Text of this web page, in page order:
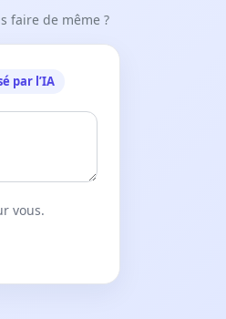
faire de même ?
par l’IA
vous.